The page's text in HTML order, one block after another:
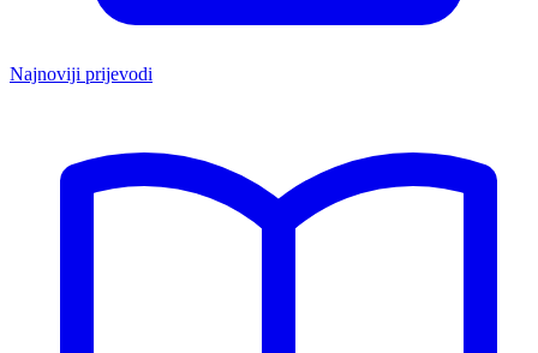
Najnoviji prijevodi